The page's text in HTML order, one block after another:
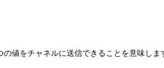
値をチャネルに送信できることを意味しま